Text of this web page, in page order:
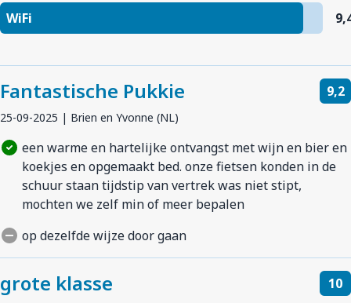
WiFi
Fantastische Pukkie
25-09-2025 | Brien en Yvonne (NL)
9,2
een warme en hartelijke ontvangst met wijn en bier en
koekjes en opgemaakt bed. onze fietsen konden in de
schuur staan tijdstip van vertrek was niet stipt,
mochten we zelf min of meer bepalen
op dezelfde wijze door gaan
grote klasse 10